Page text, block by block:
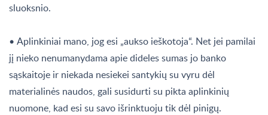
sluoksnio.
• Aplinkiniai mano, jog esi „aukso ieškotoja“. Net jei pamilai
jį nieko nenumanydama apie dideles sumas jo banko
sąskaitoje ir niekada nesiekei santykių su vyru dėl
materialinės naudos, gali susidurti su pikta aplinkinių
nuomone, kad esi su savo išrinktuoju tik dėl pinigų.